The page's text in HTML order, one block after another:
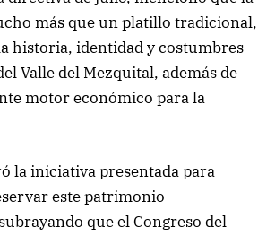
más que un platillo tradicional,
historia, identidad y costumbres
Valle del Mezquital, además de
motor económico para la
la iniciativa presentada para
este patrimonio
que el Congreso del